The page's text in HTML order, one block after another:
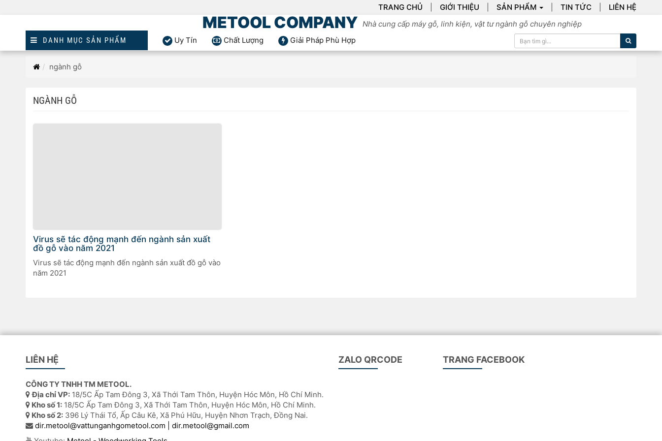
TRANG CHỦ GIỚI THIỆU SẢN PHẨM TIN TỨC LIÊN HỆ
METOOL COMPANY Nhà cung cấp máy gỗ, linh kiện, vật tư ngành gỗ chuyên nghiệp
DANH MỤC SẢN PHẨM Uy Tín Chất Lượng Giải Pháp Phù Hợp
Trangngành gỗ
NGÀNH GỖ
Virus sẽ tác động mạnh đến ngành sản xuất
đồ gỗ vào năm 2021
Virus sẽ tác động mạnh đến ngành sản xuất đồ gỗ vào
năm 2021
LIÊN HỆ
CÔNG TY TNHH TM METOOL.
Địa chỉ VP: 18/5C Ấp Tam Đông 3, Xã Thới Tam Thôn, Huyện Hóc Môn, Hồ Chí Minh.
Kho số 1: 18/5C Ấp Tam Đông 3, Xã Thới Tam Thôn, Huyện Hóc Môn, Hồ Chí Minh.
Kho số 2: 396 Lý Thái Tổ, Ấp Câu Kê, Xã Phú Hữu, Huyện Nhơn Trạch, Đồng Nai.
dir.metool@vattunganhgometool.com | dir.metool@gmail.com
ZALO QRCODE TRANG FACEBOOK